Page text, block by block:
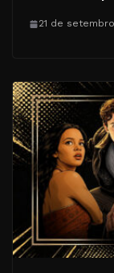
21 de